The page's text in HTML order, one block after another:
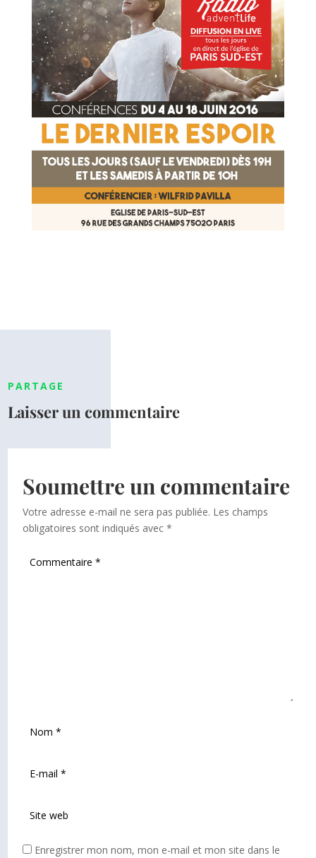
PARTAGE
Laisser un commentaire
Soumettre un commentaire
Votre adresse e-mail ne sera pas publiée. Les champs
obligatoires sont indiqués avec*
Enregistrer mon nom, mon e-mail et mon site dans le